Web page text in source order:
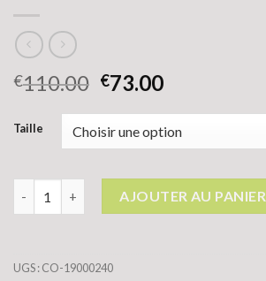
€110.00 €73.00
Taille
quantité de manteau bebe garcon
AJOUTER AU PANIER
UGS :CO-19000240